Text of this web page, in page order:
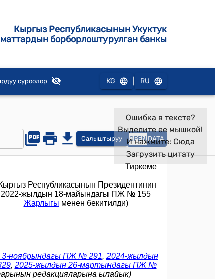
Кыргыз Республикасынын Укуктук
борборлоштурулган банкы
суроолор KG RU
Салыштыруу OPEN DATA
Ошибка в тексте?
Выделите ее мышкой!
И нажмите: Сюда
Загрузить цитату